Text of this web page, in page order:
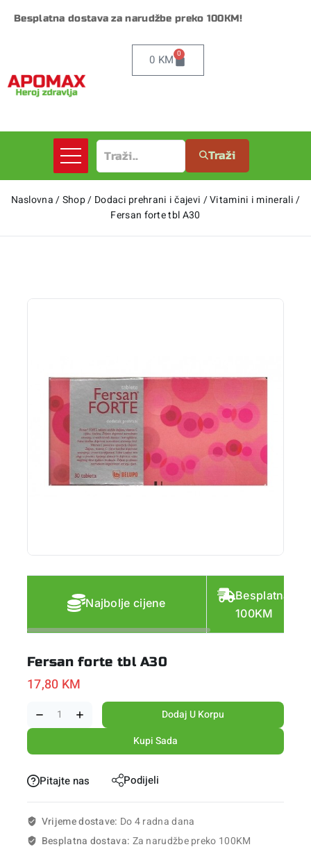
Besplatna dostava za narudžbe preko 100KM!
0 KM 0
Traži
Naslovna /Shop/ Dodaci prehrani i čajevi /Vitamini i minerali/
Fersan forte tbl A30
Najbolje cijene
Besplatna
100KM
Fersan forte tbl A30
17,80 KM
Dodaj U Korpu
Kupi Sada
Pitajte nas Podijeli
Vrijeme dostave: Do 4 radna dana
Besplatna dostava: Za narudžbe preko 100KM